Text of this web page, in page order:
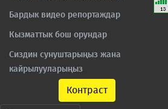
Бардык видео репортаждар
Кызматтык бош орундар
Сиздин сунуштарыңыз жана
кайрылууларыңыз
Контраст